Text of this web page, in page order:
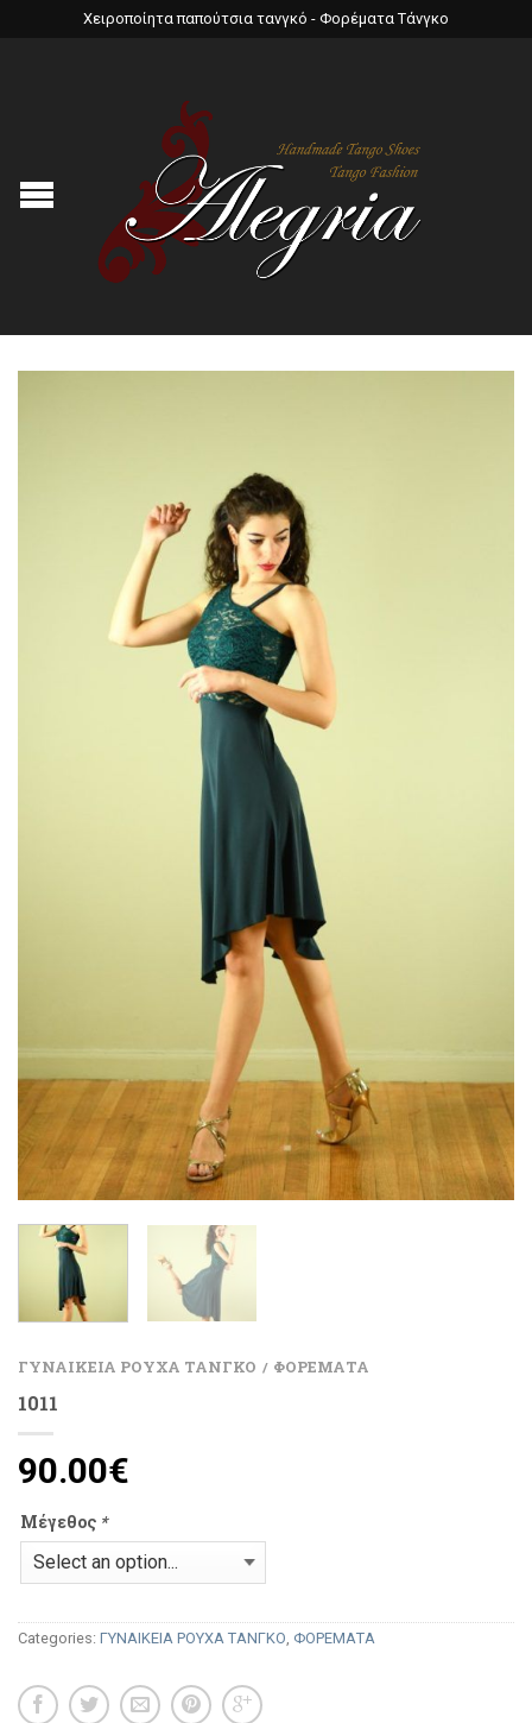
Χειροποίητα παπούτσια τανγκό - Φορέματα Τάνγκο
ΓΥΝΑΙΚΕΙΑ ΡΟΥΧΑ ΤΑΝΓΚΟ / ΦΟΡΕΜΑΤΑ
1011
90.00€
Μέγεθος *
Categories: ΓΥΝΑΙΚΕΙΑ ΡΟΥΧΑ ΤΑΝΓΚΟ ΦΟΡΕΜΑΤΑ